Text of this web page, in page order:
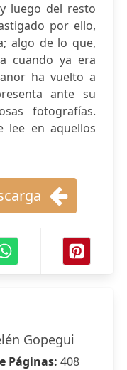
luego del resto
por ello,
algo de lo que,
cuando ya era
ha vuelto a
ante su
fotografías.
lee en aquellos
Gopegui
Páginas: 408